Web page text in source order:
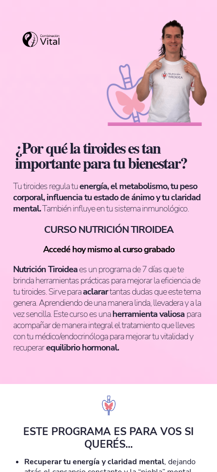
¿Por qué la tiroides es tan
importante para tu bienestar?
Tu tiroides regula tuenergía, el metabolismo, tu peso
corporal, influencia tu estado de ánimo y tu claridad
mental.También influye en tu sistema inmunológico.
CURSO NUTRICIÓN TIROIDEA
Accedé hoy mismo al curso grabado
Nutrición Tiroideaes un programa de 7 días que te
brinda herramientas prácticas para mejorar la eficiencia de
tu tiroides. Sirve paraaclarartantas dudas que este tema
genera. Aprendiendo de una manera linda, llevadera y a la
vez sencilla. Este curso es unaherramienta valiosa para
acompañar de manera integral el tratamiento que lleves
con tu médico/endocrinóloga para mejorar tu vitalidad y
recuperarequilibrio hormonal.
ESTE PROGRAMA ES PARA VOS SI
QUERÉS...
Recuperar tu energía y claridad mental, dejando